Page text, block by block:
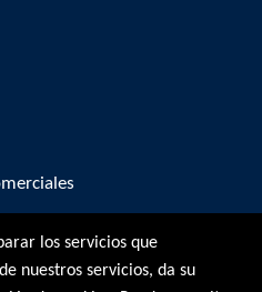
los servicios que
nuestros servicios, da su